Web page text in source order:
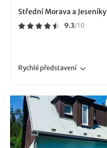
Střední Morava a Jeseníky
9.3/10
Rychlépředstavení